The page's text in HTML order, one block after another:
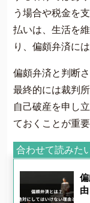
う場合や税金を
払いは、生活を
り、偏頗弁済に
偏頗弁済と判断
最終的には裁判
自己破産を申し
ておくことが重要
合わせて読みた